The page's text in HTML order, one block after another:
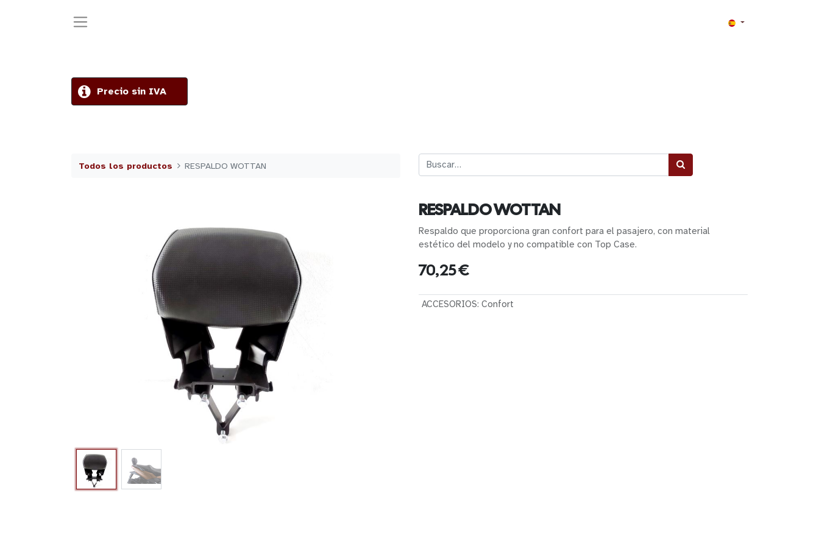
Precio sin IVA
Todos los productos RESPALDO WOTTAN
RESPALDO WOTTAN
Respaldo que proporciona gran confort para el pasajero, con material
estético del modelo y no compatible con Top Case.
70,25€
ACCESORIOS: Confort